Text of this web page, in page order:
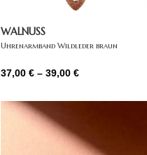
WALNUSS
Uhrenarmband Wildleder braun
37,00 € – 39,00 €